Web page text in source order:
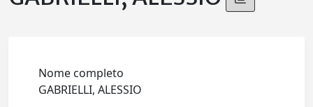
Nome completo
GABRIELLI, ALESSIO